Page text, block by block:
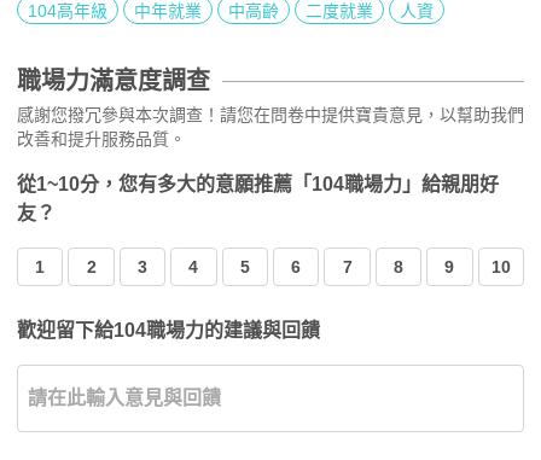
104高年級 中年就業 中高齡 二度就業 人資
職場力滿意度調查
感謝您撥冗參與本次調查！請您在問卷中提供寶貴意見，以幫助我們
改善和提升服務品質。
從1~10分，您有多大的意願推薦「104職場力」給親朋好
友？
1 2 3 4 5 6 7 8 9 10
歡迎留下給104職場力的建議與回饋